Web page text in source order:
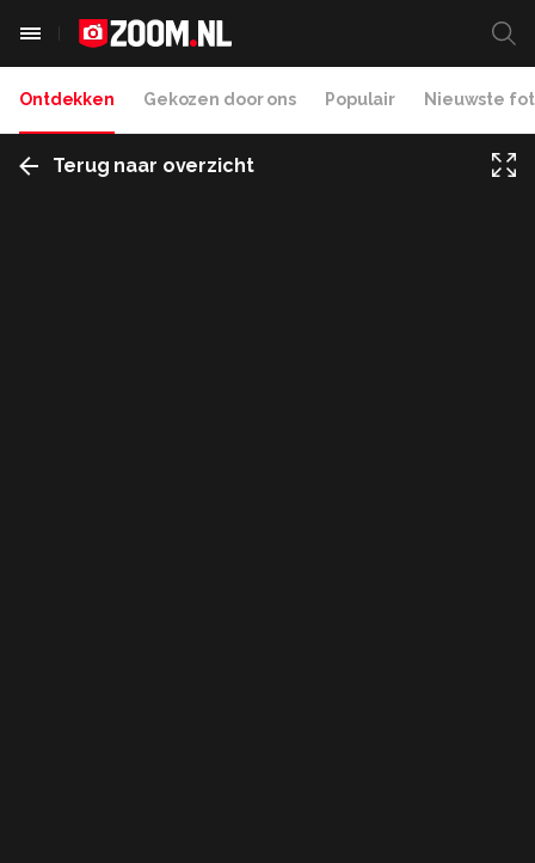
Ontdekken Gekozen door ons Populair Nieuwste
Terug naar overzicht